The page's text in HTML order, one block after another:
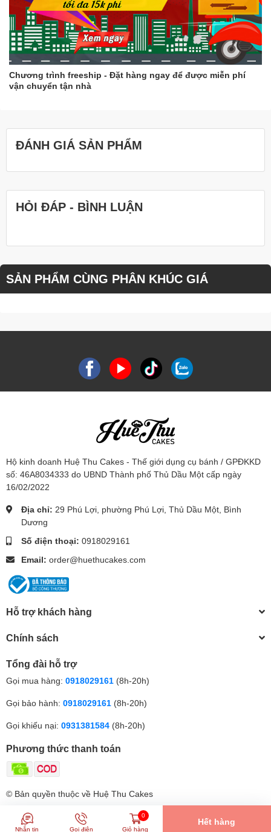
Chương trình freeship - Đặt hàng ngay để được miễn phí
vận chuyển tận nhà
ĐÁNH GIÁ SẢN PHẨM
HỎI ĐÁP - BÌNH LUẬN
SẢN PHẨM CÙNG PHÂN KHÚC GIÁ
Hộ kinh doanh Huệ Thu Cakes - Thế giới dụng cụ bánh / GPĐKKD
số: 46A8034333 do UBND Thành phố Thủ Dầu Một cấp ngày
16/02/2022
Địa chỉ: 29 Phú Lợi, phường Phú Lợi, Thủ Dầu Một, Bình
Dương
Số điện thoại: 0918029161
Email: order@huethucakes.com
Hỗ trợ khách hàng
Chính sách
Tổng đài hỗ trợ
Gọi mua hàng: 0918029161 (8h-20h)
Gọi bảo hành: 0918029161 (8h-20h)
Gọi khiếu nại: 0931381584 (8h-20h)
Phương thức thanh toán
© Bản quyền thuộc về Huệ Thu Cakes
Nhắn tin Gọi điện
0
Giỏ hàng
Hết hàng